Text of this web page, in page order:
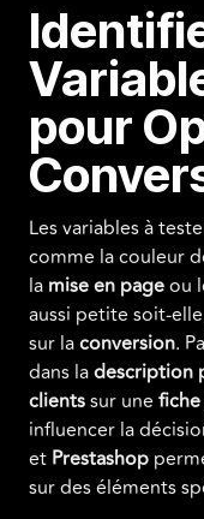
pour
Les variables à
comme la couleur
la mise en pageou
aussi petite soit-
sur laconversion.
dans ladescription
clientssur une
influencer la
et Prestashop
sur des éléments